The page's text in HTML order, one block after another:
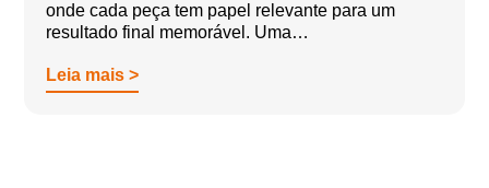
onde cada peça tem papel relevante para um
resultado final memorável. Uma…
Leia mais >